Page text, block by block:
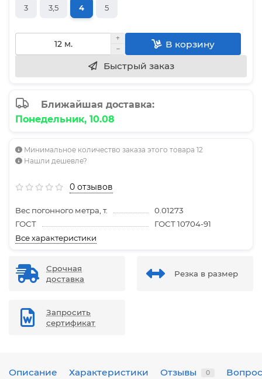
3 3,5 4 5
В корзину
Быстрый заказ
Ближайшая доставка:
Понедельник, 10.08
Минимальное количество заказа этого товара 12
Нашли дешевле?
0 отзывов
Вес погонного метра, т.
0.01273
ГОСТ
ГОСТ 10704-91
Все характеристики
Срочная
доставка
Резка в размер
Запросить
сертификат
Описание Характеристики Отзывы 0